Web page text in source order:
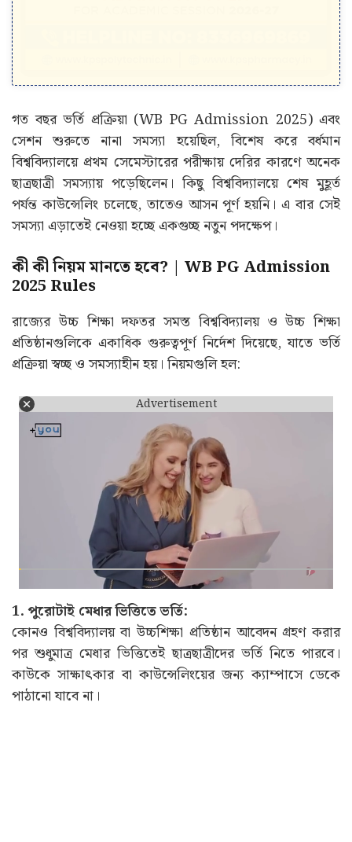
গত বছর ভর্তি প্রক্রিয়া (WB PG Admission 2025) এবং
সেশন শুরুতে নানা সমস্যা হয়েছিল, বিশেষ করে বর্ধমান
বিশ্ববিদ্যালয়ে প্রথম সেমেস্টারের পরীক্ষায় দেরির কারণে অনেক
ছাত্রছাত্রী সমস্যায় পড়েছিলেন। কিছু বিশ্ববিদ্যালয়ে শেষ মুহূর্ত
পর্যন্ত কাউন্সেলিং চলেছে, তাতেও আসন পূর্ণ হয়নি। এ বার সেই
সমস্যা এড়াতেই নেওয়া হচ্ছে একগুচ্ছ নতুন পদক্ষেপ।
কী কী নিয়ম মানতে হবে? | WB PG Admission
2025 Rules
রাজ্যের উচ্চ শিক্ষা দফতর সমস্ত বিশ্ববিদ্যালয় ও উচ্চ শিক্ষা
প্রতিষ্ঠানগুলিকে একাধিক গুরুত্বপূর্ণ নির্দেশ দিয়েছে, যাতে ভর্তি
প্রক্রিয়া স্বচ্ছ ও সমস্যাহীন হয়। নিয়মগুলি হল:
Advertisement
1. পুরোটাই মেধার ভিত্তিতে ভর্তি:
কোনও বিশ্ববিদ্যালয় বা উচ্চশিক্ষা প্রতিষ্ঠান আবেদন গ্রহণ করার
পর শুধুমাত্র মেধার ভিত্তিতেই ছাত্রছাত্রীদের ভর্তি নিতে পারবে।
কাউকে সাক্ষাৎকার বা কাউন্সেলিংয়ের জন্য ক্যাম্পাসে ডেকে
পাঠানো যাবে না।